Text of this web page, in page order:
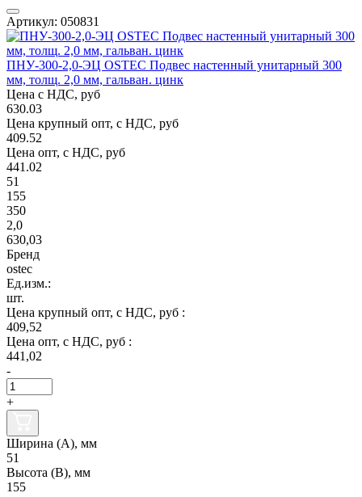
Артикул: 050831
ПНУ-300-2,0-ЭЦ OSTEC Подвес настенный унитарный 300
мм, толщ. 2,0 мм, гальван. цинк
Цена с НДС, руб
630.03
Цена крупный опт, с НДС, руб
409.52
Цена опт, с НДС, руб
441.02
51
155
350
2,0
630,03
Бренд
ostec
Ед.изм.:
шт.
Цена крупный опт, с НДС, руб :
409,52
Цена опт, с НДС, руб :
441,02
-
+
Ширина (А), мм
51
Высота (В), мм
155